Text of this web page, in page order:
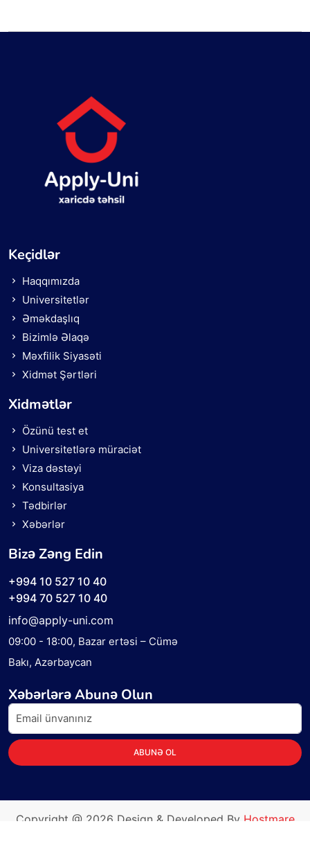
Keçidlər
Haqqımızda
Universitetlər
Əməkdaşlıq
Bizimlə Əlaqə
Məxfilik Siyasəti
Xidmət Şərtləri
Xidmətlər
Özünü test et
Universitetlərə müraciət
Viza dəstəyi
Konsultasiya
Tədbirlər
Xəbərlər
Bizə Zəng Edin
+994 10 527 10 40
+994 70 527 10 40
info@apply-uni.com
09:00 - 18:00, Bazar ertəsi – Cümə
Bakı, Azərbaycan
Xəbərlərə Abunə Olun
ABUNƏ OL
Copyright @ 2026 Design & Developed By Hostmare